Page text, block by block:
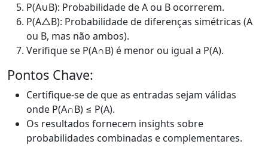
P(A∪B): Probabilidade de A ou B ocorrerem.
P(A△B): Probabilidade de diferenças simétricas (A
ou B, mas não ambos).
Verifique se P(A∩B) é menor ou igual a P(A).
Pontos Chave:
Certifique-se de que as entradas sejam válidas
onde P(A∩B) ≤ P(A).
Os resultados fornecem insights sobre
probabilidades combinadas e complementares.